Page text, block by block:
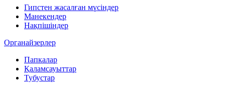
Гипстен жасалған мүсіндер
Манекендер
Нақпішіндер
Органайзерлер
Папкалар
Қаламсауыттар
Тубустар